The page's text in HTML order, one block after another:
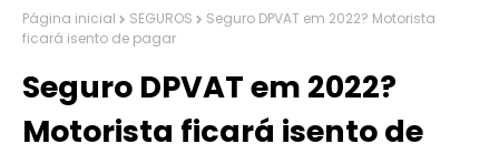
Página inicial SEGUROS
Seguro DPVAT em 2022? Motorista
ficará isento de pagar
Seguro DPVAT em 2022?
Motorista ficará isento de